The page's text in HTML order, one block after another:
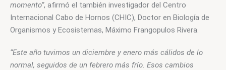
momento”, afirmó el también investigador del Centro
Internacional Cabo de Hornos (CHIC), Doctor en Biología de
Organismos y Ecosistemas, Máximo Frangopulos Rivera.
“Este año tuvimos un diciembre y enero más cálidos de lo
normal, seguidos de un febrero más frío. Esos cambios